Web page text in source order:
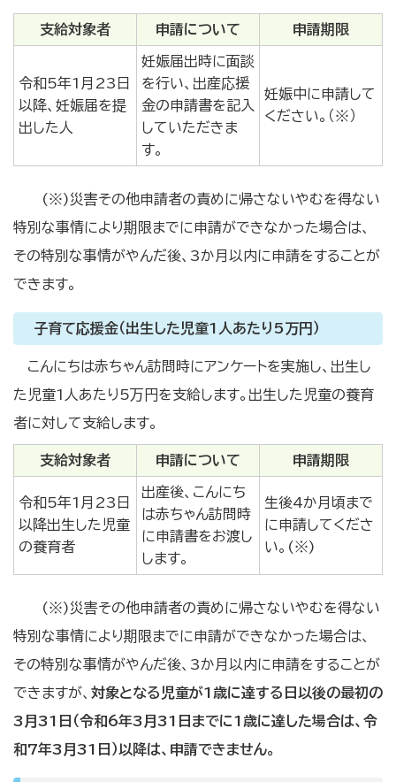
支給対象者 申請について 申請期限
令和5年1月23日
以降、妊娠届を提
出した人
妊娠届出時に面談
を行い、出産応援
金の申請書を記入
していただきま
す。
妊娠中に申請して
ください。（※）
(※)災害その他申請者の責めに帰さないやむを得ない
特別な事情により期限までに申請ができなかった場合は、
その特別な事情がやんだ後、3か月以内に申請をすることが
できます。
子育て応援金（出生した児童1人あたり5万円）
こんにちは赤ちゃん訪問時にアンケートを実施し、出生し
た児童1人あたり5万円を支給します。出生した児童の養育
者に対して支給します。
支給対象者 申請について 申請期限
令和5年1月23日
以降出生した児童
の養育者
出産後、こんにち
は赤ちゃん訪問時
に申請書をお渡し
します。
生後4か月頃まで
に申請してくださ
い。(※)
(※)災害その他申請者の責めに帰さないやむを得ない
特別な事情により期限までに申請ができなかった場合は、
その特別な事情がやんだ後、3か月以内に申請をすることが
できますが、 対象となる児童が1歳に達する日以後の最初の
3月31日（令和6年3月31日までに1歳に達した場合は、令
和7年3月31日）以降は、申請できません。